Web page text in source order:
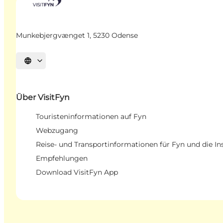
Munkebjergvænget 1, 5230 Odense
Sprache auswählen
Über VisitFyn
Touristeninformationen auf Fyn
Webzugang
Reise- und Transportinformationen für Fyn und die
Empfehlungen
Download VisitFyn App